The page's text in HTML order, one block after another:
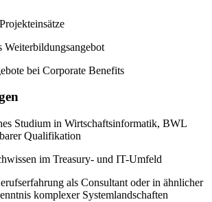
Weiterbildungsangebot
bei Corporate Benefits
Studium in Wirtschaftsinformatik, BWL
Qualifikation
im Treasury- und IT-Umfeld
als Consultant oder in ähnlicher
komplexer Systemlandschaften